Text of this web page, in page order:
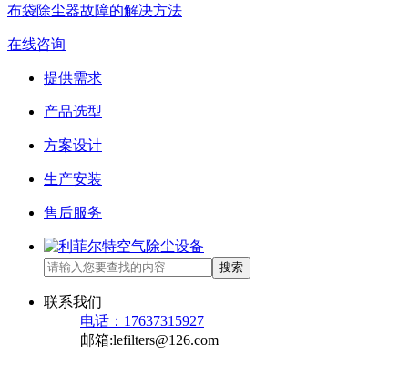
布袋除尘器故障的解决方法
在线咨询
提供需求
产品选型
方案设计
生产安装
售后服务
搜索
联系我们
电话：17637315927
邮箱:lefilters@126.com